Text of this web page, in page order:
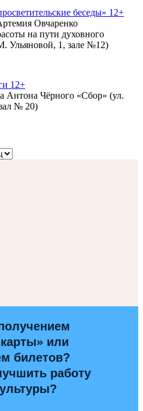
беседы» 12+
Овчаренко
на пути духовного
Ульяновой, 1, зале №12)
12+
Антона Чёрного «Сбор» (ул.
№ 20)
или
билетов?
работу